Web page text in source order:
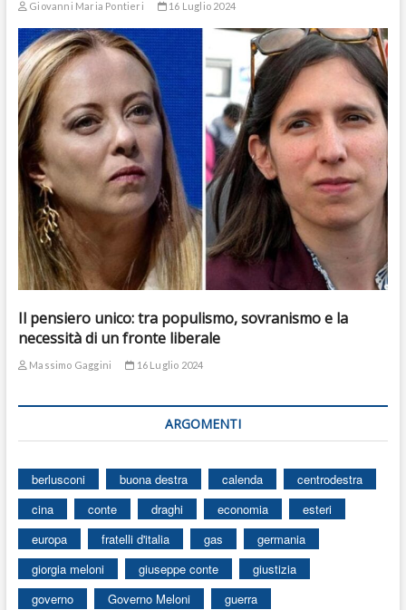
Giovanni Maria Pontieri 16 Luglio 2024
Il pensiero unico: tra populismo, sovranismo e la
necessità di un fronte liberale
Massimo Gaggini 16 Luglio 2024
ARGOMENTI
berlusconi buona destra calenda
centrodestra
cina
conte draghi economia
esteri
europa
fratelli d'italia gas
germania
giorgia meloni
giuseppe conte
giustizia
governo
Governo Meloni
guerra